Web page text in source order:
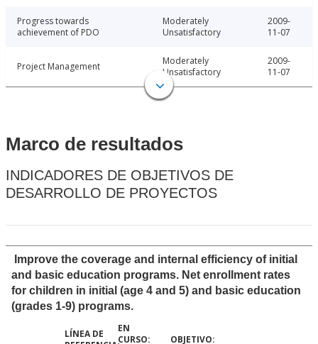
Progress towards
achievement of PDO
Moderately
Unsatisfactory
2009-
11-07
Project Management
Moderately
Unsatisfactory
2009-
11-07
Marco de resultados
INDICADORES DE OBJETIVOS DE
DESARROLLO DE PROYECTOS
Improve the coverage and internal efficiency of initial
and basic education programs. Net enrollment rates
for children in initial (age 4 and 5) and basic education
(grades 1-9) programs.